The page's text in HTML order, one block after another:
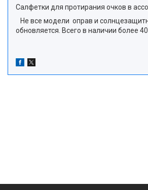
Салфетки для протирания очков в
Не все модели оправ и
обновляется. Всего в наличии более